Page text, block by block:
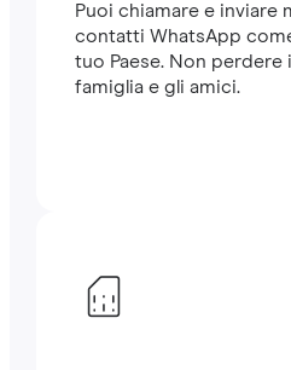
Puoi chiamare e inviare
contatti WhatsApp
tuo Paese. Non
famiglia e gli amici.